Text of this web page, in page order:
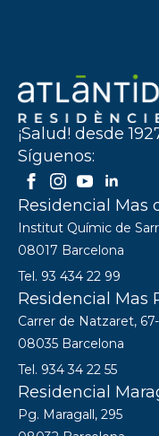
¡Salud! desde
Síguenos:
Residencial Mas
Institut Químic de
08017 Barcelona
Tel. 93 434 22 99
Residencial Mas
Carrer de Natzaret,
08035 Barcelona
Tel. 934 34 22 55
Residencial
Pg. Maragall, 295